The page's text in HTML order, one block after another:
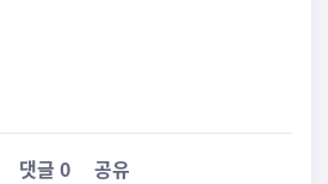
댓글 0 공유